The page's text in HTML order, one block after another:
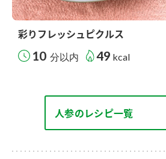
彩りフレッシュピクルス
10 分以内 49 kcal
人参のレシピ一覧